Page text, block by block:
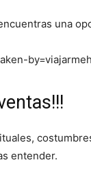
una
entender.